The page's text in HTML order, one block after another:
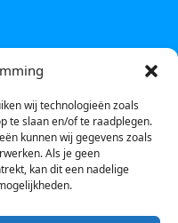
wij technologieën zoals
te slaan en/of te raadplegen.
kunnen wij gegevens zoals
Als je geen
kan dit een nadelige